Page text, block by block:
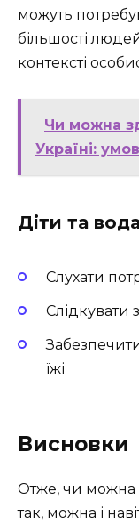
можуть
більшості
контексті
Чи можна
Україні:
Діти та
Слухати
Слідкувати
їжі
Висновки
Отже, чи можна
так, можна і